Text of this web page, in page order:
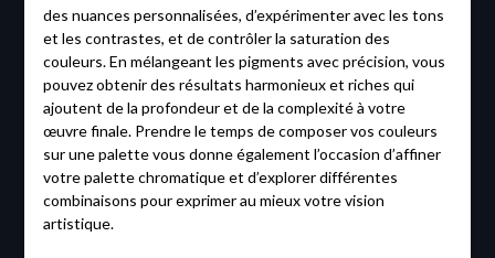
des nuances personnalisées, d’expérimenter avec les tons
et les contrastes, et de contrôler la saturation des
couleurs. En mélangeant les pigments avec précision, vous
pouvez obtenir des résultats harmonieux et riches qui
ajoutent de la profondeur et de la complexité à votre
œuvre finale. Prendre le temps de composer vos couleurs
sur une palette vous donne également l’occasion d’affiner
votre palette chromatique et d’explorer différentes
combinaisons pour exprimer au mieux votre vision
artistique.